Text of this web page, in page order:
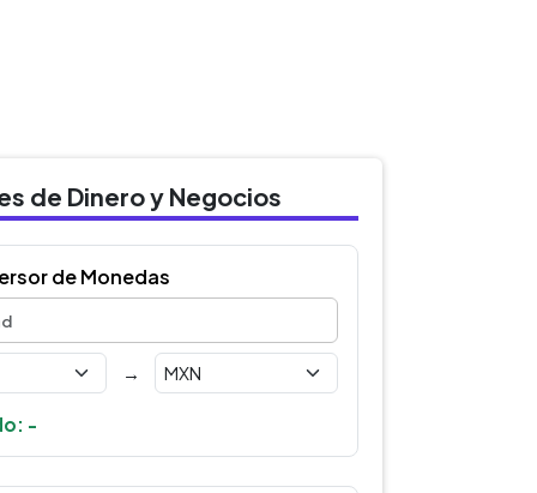
de Dinero y Negocios
de Monedas
→
-